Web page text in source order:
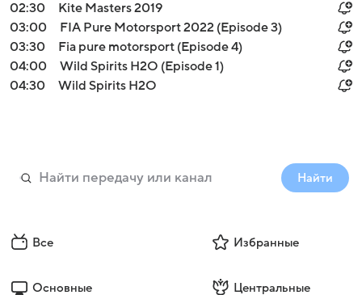
02:30
Kite Masters 2019
03:00
FIA Pure Motorsport 2022 (Episode 3)
03:30
Fia pure motorsport (Episode 4)
04:00
Wild Spirits H2O (Episode 1)
04:30
Wild Spirits H2O
Найти
Все Избранные
Основные Центральные